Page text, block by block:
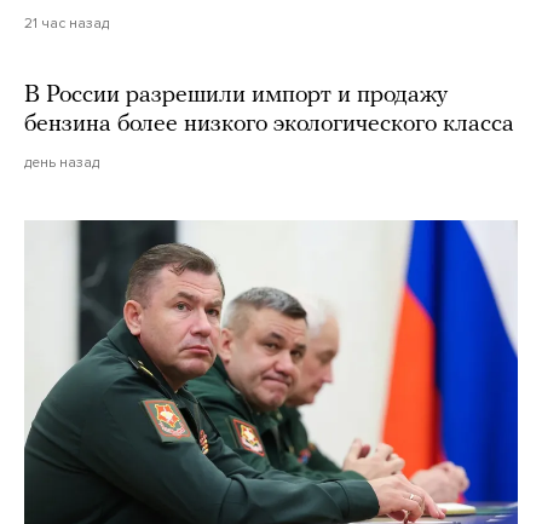
21 час назад
В России разрешили импорт и продажу
бензина более низкого экологического класса
день назад